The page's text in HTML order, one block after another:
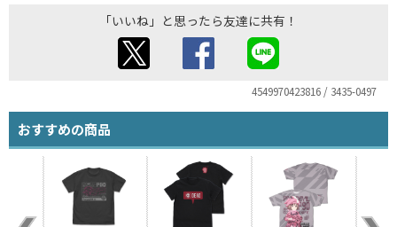
「いいね」と思ったら友達に共有！
4549970423816 / 3435-0497
おすすめの商品